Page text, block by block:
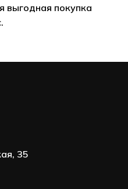
выгодная покупка
35